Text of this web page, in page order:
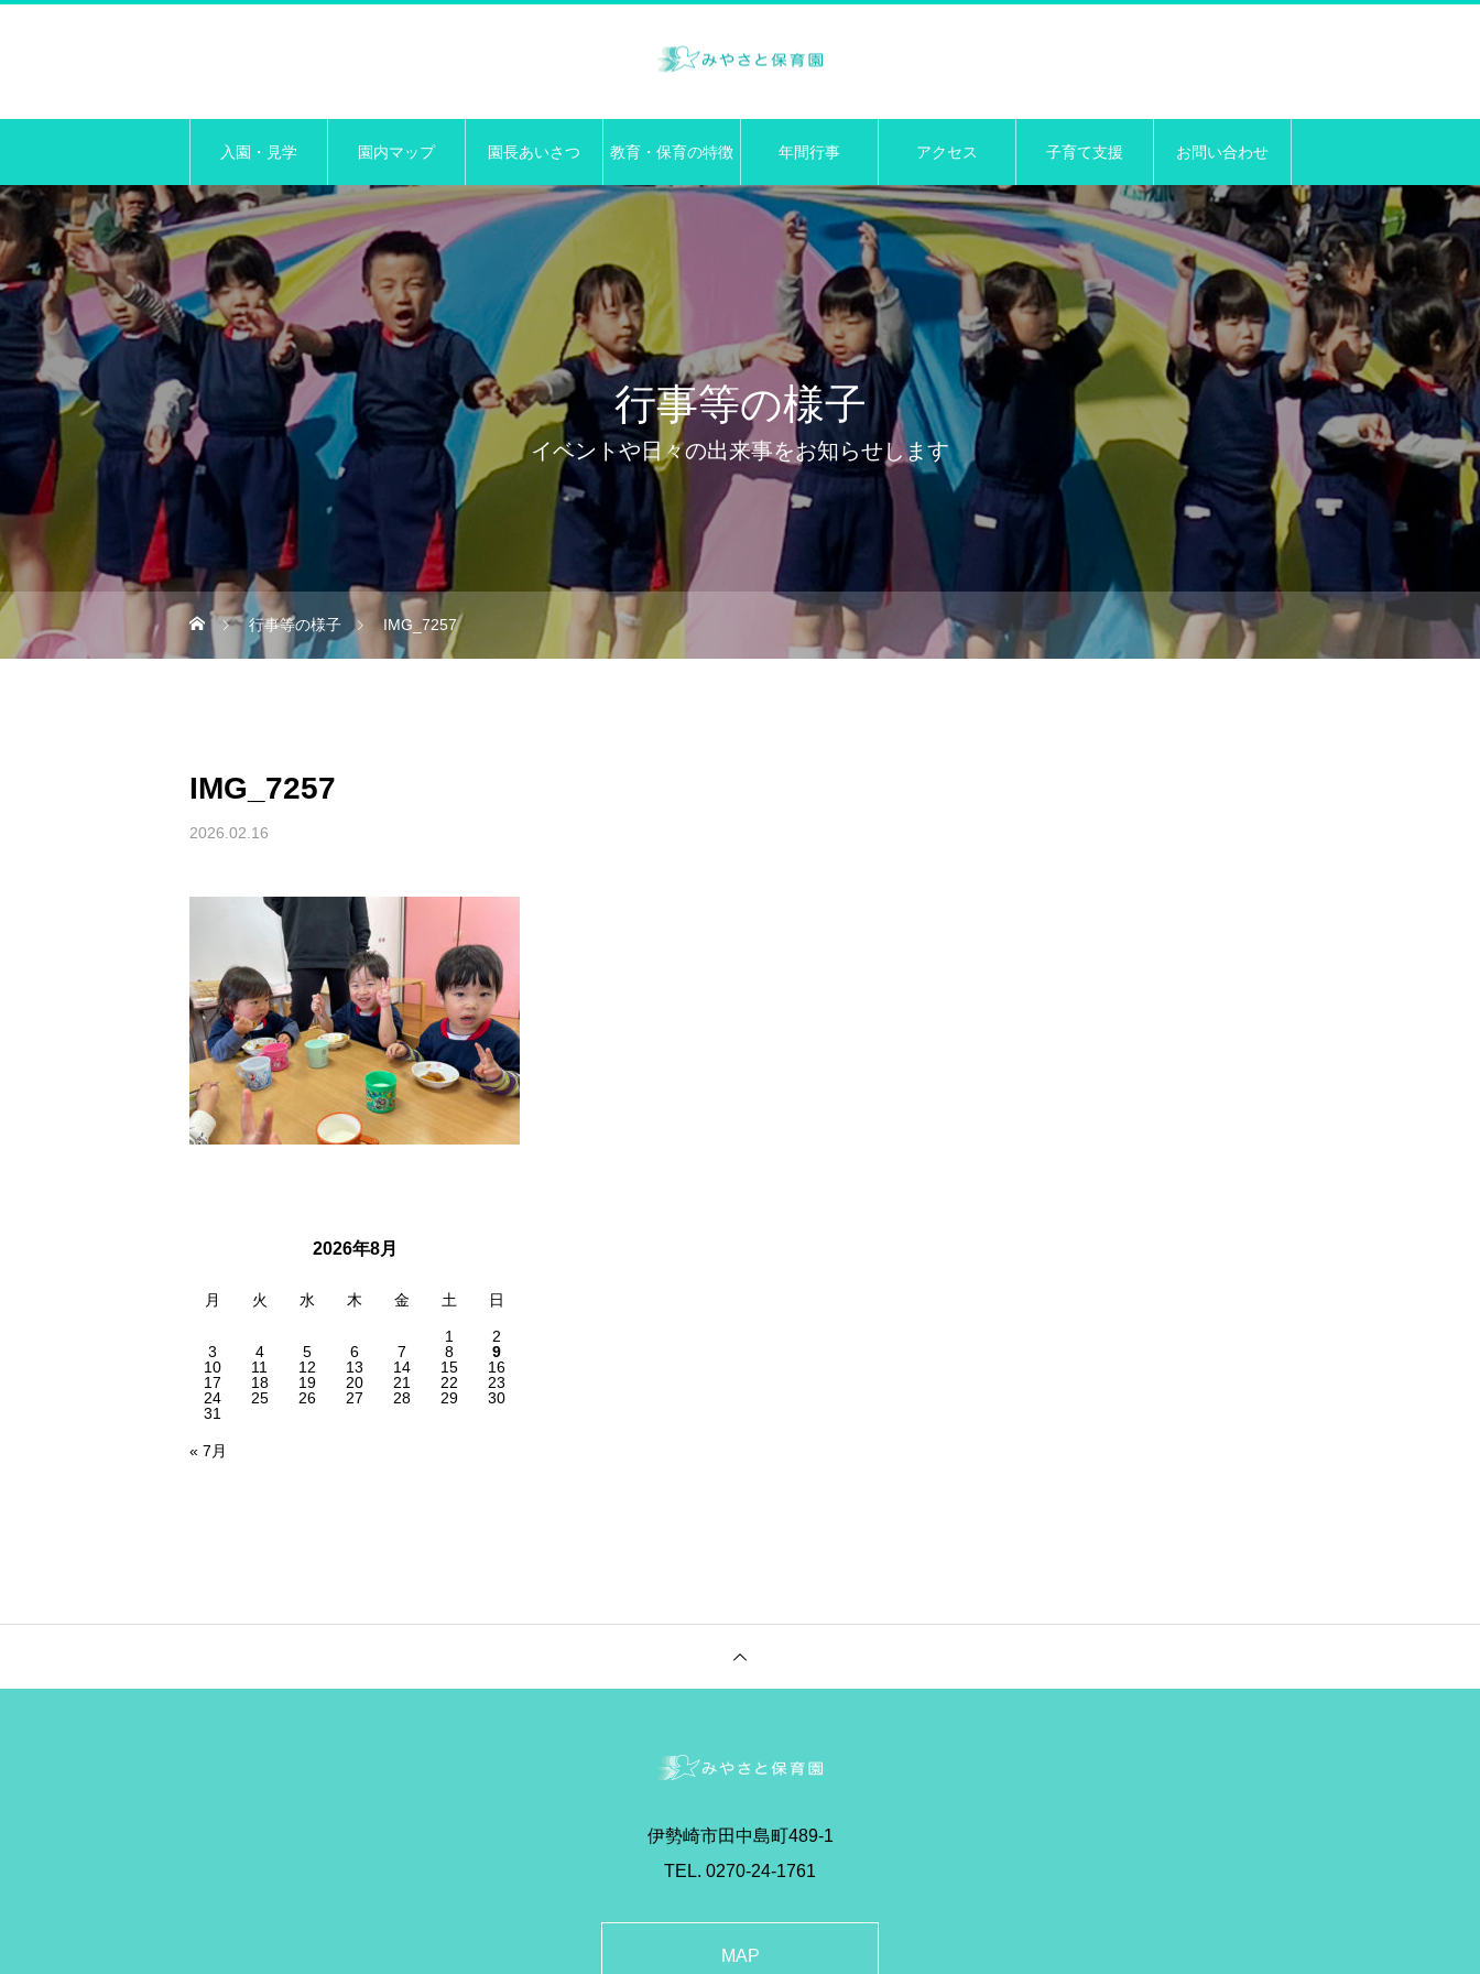
入園・見学 園内マップ 園長あいさつ 教育・保育の特徴 年間行事 アクセス 子育て支援 お問い合わせ
行事等の様子
イベントや日々の出来事をお知らせします
行事等の様子 IMG_7257
IMG_7257
2026.02.16
2026年8月
月 火 水 木 金 土 日
1
2
3
4 5 6 7 8
9
10
11 12 13 14 15
16
17
18 19 20 21 22
23
24
25 26 27 28 29
30
31
« 7月
伊勢崎市田中島町489-1
TEL. 0270-24-1761
MAP